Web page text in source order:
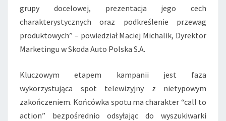
grupy docelowej, prezentacja jego cech
charakterystycznych oraz podkreślenie przewag
produktowych” – powiedział Maciej Michalik, Dyrektor
Marketingu w Skoda Auto Polska S.A.
Kluczowym etapem kampanii jest faza
wykorzystująca spot telewizyjny z nietypowym
zakończeniem. Końcówka spotu ma charakter “call to
action” bezpośrednio odsyłając do wyszukiwarki